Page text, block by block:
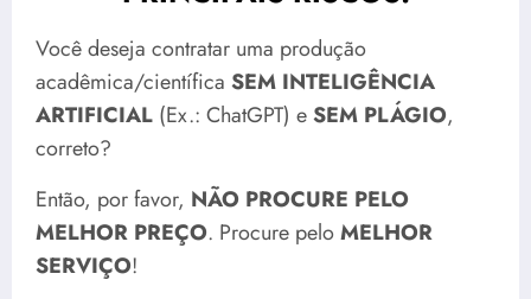
Você deseja contratar uma produção
acadêmica/científica SEM INTELIGÊNCIA
ARTIFICIAL (Ex.: ChatGPT) eSEM PLÁGIO,
correto?
Então, por favor, NÃO PROCURE PELO
MELHOR PREÇO. Procure peloMELHOR
SERVIÇO!